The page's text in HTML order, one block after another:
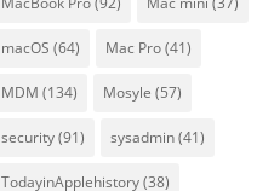
macOS (64) Mac Pro(41)
MDM (134) Mosyle (57)
security(91) sysadmin(41)
TodayinApplehistory(38)